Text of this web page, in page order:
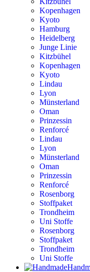
Kopenhagen
Kyoto
Hamburg
Heidelberg
Junge Linie
Kitzbühel
Kopenhagen
Kyoto
Lindau
Lyon
Münsterland
Oman
Prinzessin
Renforcé
Lindau
Lyon
Münsterland
Oman
Prinzessin
Renforcé
Rosenborg
Stoffpaket
Trondheim
Uni Stoffe
Rosenborg
Stoffpaket
Trondheim
Uni Stoffe